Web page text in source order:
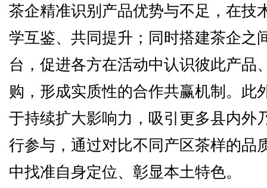
茶企精准识别产品优势与不足，在技
学互鉴、共同提升；同时搭建茶企之
台，促进各方在活动中认识彼此产品
购，形成实质性的合作共赢机制。此
于持续扩大影响力，吸引更多县内外
行参与，通过对比不同产区茶样的品
中找准自身定位、彰显本土特色。